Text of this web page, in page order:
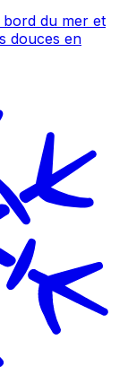
du mer et
douces en